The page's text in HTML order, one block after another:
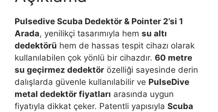
Pulsedive Scuba Dedektör & Pointer 2’si 1
Arada, yenilikçi tasarımıyla hem su altı
dedektörü hem de hassas tespit cihazı olarak
kullanılabilen çok yönlü bir cihazdır. 60 metre
su geçirmez dedektör özelliği sayesinde derin
dalışlarda güvenle kullanılabilir ve PulseDive
metal dedektör fiyatları arasında uygun
fiyatıyla dikkat çeker. Patentli yapısıyla Scuba